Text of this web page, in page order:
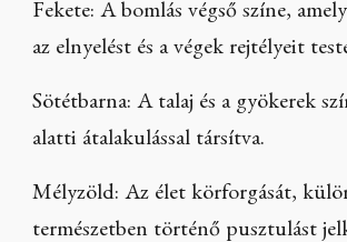
Fekete: A bomlás végső színe,
az elnyelést és a végek rejtélyeit
Sötétbarna: A talaj és a gyökerek
alatti átalakulással társítva.
Mélyzöld: Az élet körforgását,
természetben történő pusztulást